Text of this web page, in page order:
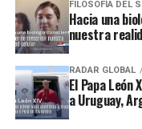
FILOSOFÍA DEL
Hacia una
nuestra
RADAR GLOBAL
El Papa
a Uruguay,